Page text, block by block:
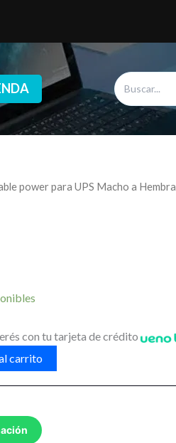
power para UPS Macho a Hembra
con tu tarjeta de crédito
carrito